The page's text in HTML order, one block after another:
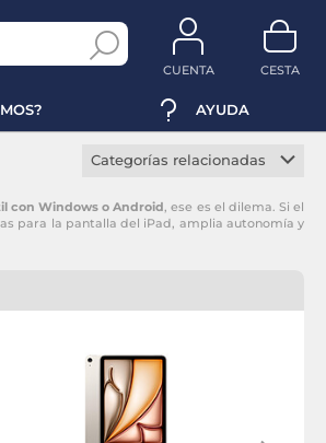
CUENTA CESTA
AYUDA
Categorías relacionadas
iPad Pro
Samsung Galaxy Tab A
Samsung Galaxy Tab S
con Windows o Android, ese es el dilema. Si el
para la pantalla del iPad, amplia autonomía y